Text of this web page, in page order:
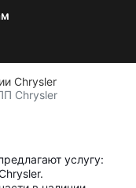
Chrysler
Chrysler
услугу: